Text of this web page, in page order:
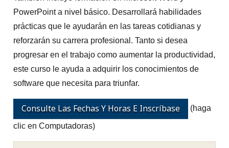
PowerPoint a nivel básico. Desarrollará habilidades
prácticas que le ayudarán en las tareas cotidianas y
reforzarán su carrera profesional. Tanto si desea
progresar en el trabajo como aumentar la productividad,
este curso le ayuda a adquirir los conocimientos de
software que necesita para triunfar.
Consulte Las Fechas Y Horas E Inscríbase (haga
clic en Computadoras)